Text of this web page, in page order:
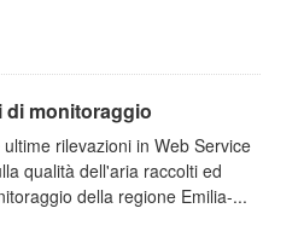
di monitoraggio
rilevazioni in Web Service
qualità dell'aria raccolti ed
della regione Emilia-...